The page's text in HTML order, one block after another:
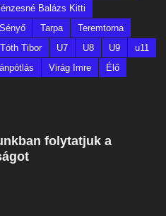
Balázs Kitti
Sényő Tarpa
Teremtorna
Tóth Tibor U7 U8 U9
u11
Virág Imre
Élő
folytatjuk a